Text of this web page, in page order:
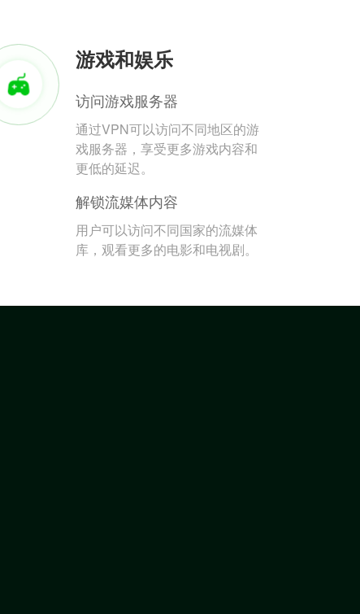
游戏和娱乐
访问游戏服务器
通过VPN可以访问不同地区的游
戏服务器，享受更多游戏内容和
更低的延迟。
解锁流媒体内容
用户可以访问不同国家的流媒体
库，观看更多的电影和电视剧。